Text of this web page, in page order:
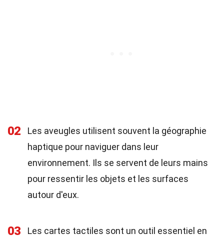
02
Les aveugles utilisent souvent la géographie
haptique pour naviguer dans leur
environnement. Ils se servent de leurs mains
pour ressentir les objets et les surfaces
autour d'eux.
03
Les cartes tactiles sont un outil essentiel en